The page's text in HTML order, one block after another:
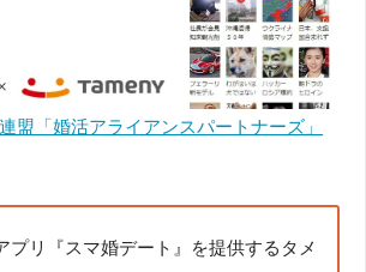
盟「婚活アライアンスパートナーズ」
プリ『スマ婚デート』を提供するタメ